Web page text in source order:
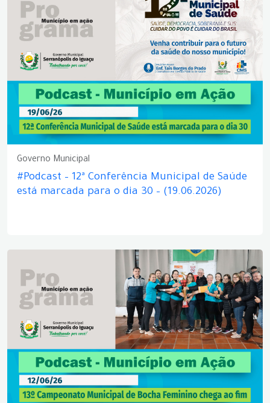
Governo Municipal
#Podcast – 12ª Conferência Municipal de Saúde
está marcada para o dia 30 – (19.06.2026)